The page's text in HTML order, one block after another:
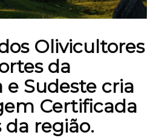
Olivicultores
da
Sudeste cria
Certificada
da região.